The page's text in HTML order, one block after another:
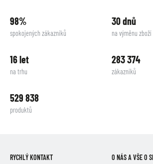
98%
spokojených zákazníků
30 dnů
na výměnu zboží
16 let
na trhu
283 374
zákazníků
529 838
produktů
RYCHLÝ KONTAKT O NÁS A VŠE O